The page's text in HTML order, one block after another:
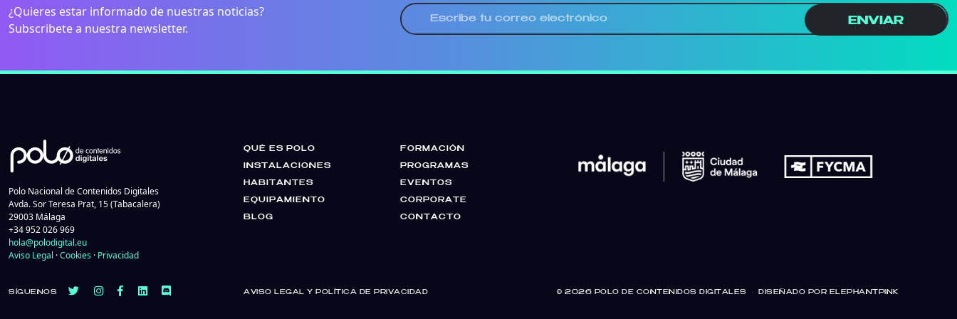
¿Quieres estar informado de nuestras noticias?
Subscribete a nuestra newsletter.
ENVIAR
Polo Nacional de Contenidos Digitales
Avda. Sor Teresa Prat, 15 (Tabacalera)
29003 Málaga
+34 952 026 969
hola@polodigital.eu
Aviso Legal ·Cookies · Privacidad
QUÉ ES POLO
INSTALACIONES
HABITANTES
EQUIPAMIENTO
BLOG
FORMACIÓN
PROGRAMAS
EVENTOS
CORPORATE
CONTACTO
SÍGUENOS AVISO LEGAL Y POLÍTICA DE PRIVACIDAD © 2026 POLO DE CONTENIDOS DIGITALES · DISEÑADO POR ELEPHANTPINK